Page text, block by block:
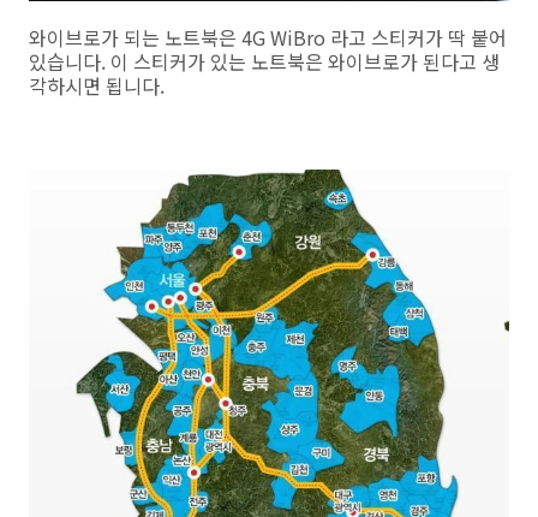
와이브로가 되는 노트북은 4G WiBro 라고 스티커가 딱 붙어
있습니다. 이 스티커가 있는 노트북은 와이브로가 된다고 생
각하시면 됩니다.